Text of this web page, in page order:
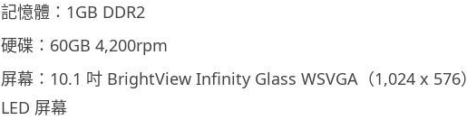
記憶體：1GB DDR2
硬碟：60GB 4,200rpm
屏幕：10.1 吋 BrightView Infinity Glass WSVGA（1,024 x 576）
LED 屏幕